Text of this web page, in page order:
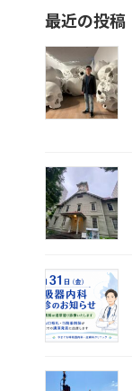
最近の投稿